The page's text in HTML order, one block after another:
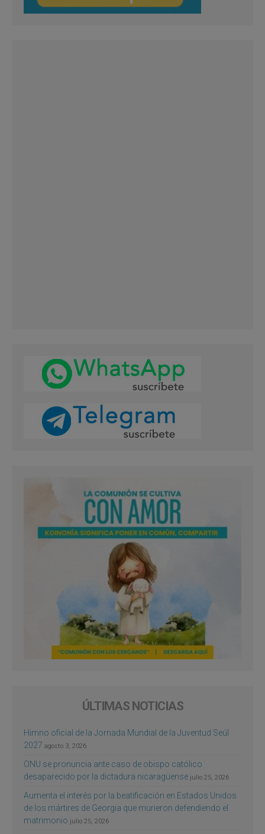
ÚLTIMAS NOTICIAS
Himno oficial de la Jornada Mundial de la Juventud Seúl
2027 agosto 3, 2026
ONU se pronuncia ante caso de obispo católico
desaparecido por la dictadura nicaragüense julio 25, 2026
Aumenta el interés por la beatificación en Estados Unidos
de los mártires de Georgia que murieron defendiendo el
matrimonio julio 25, 2026